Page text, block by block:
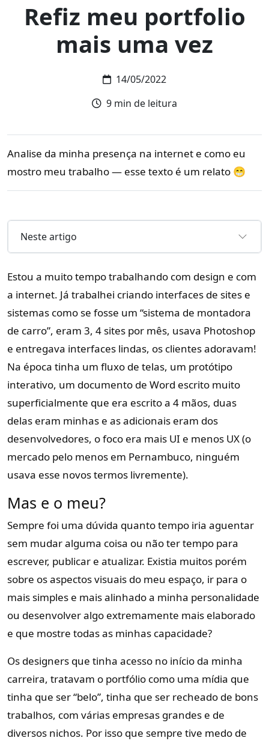
Refiz meu portfolio
mais uma vez
14/05/2022
Tempo de leitura:
9 min de leitura
Analise da minha presença na internet e como eu
mostro meu trabalho — esse texto é um relato 😁
Neste artigo
Estou a muito tempo trabalhando com design e com
a internet. Já trabalhei criando interfaces de sites e
sistemas como se fosse um “sistema de montadora
de carro”, eram 3, 4 sites por mês, usava Photoshop
e entregava interfaces lindas, os clientes adoravam!
Na época tinha um fluxo de telas, um protótipo
interativo, um documento de Word escrito muito
superficialmente que era escrito a 4 mãos, duas
delas eram minhas e as adicionais eram dos
desenvolvedores, o foco era mais UI e menos UX (o
mercado pelo menos em Pernambuco, ninguém
usava esse novos termos livremente).
Mas e o meu?
Sempre foi uma dúvida quanto tempo iria aguentar
sem mudar alguma coisa ou não ter tempo para
escrever, publicar e atualizar. Existia muitos porém
sobre os aspectos visuais do meu espaço, ir para o
mais simples e mais alinhado a minha personalidade
ou desenvolver algo extremamente mais elaborado
e que mostre todas as minhas capacidade?
Os designers que tinha acesso no início da minha
carreira, tratavam o portfólio como uma mídia que
tinha que ser “belo”, tinha que ser recheado de bons
trabalhos, com várias empresas grandes e de
diversos nichos. Por isso que sempre tive medo de